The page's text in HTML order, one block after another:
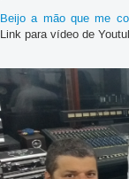
Beijo a mão que me
Link para vídeo de